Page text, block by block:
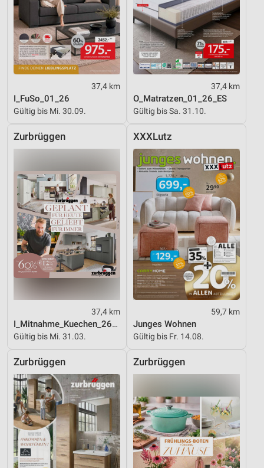
37,4 km
I_FuSo_01_26
Gültig bis Mi. 30.09.
37,4 km
O_Matratzen_01_26_ES
Gültig bis Sa. 31.10.
Zurbrüggen
37,4 km
I_Mitnahme_Kuechen_26_ES
Gültig bis Mi. 31.03.
XXXLutz
59,7 km
Junges Wohnen
Gültig bis Fr. 14.08.
Zurbrüggen Zurbrüggen